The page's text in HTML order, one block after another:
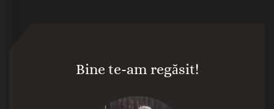
Bine te-am regăsit!